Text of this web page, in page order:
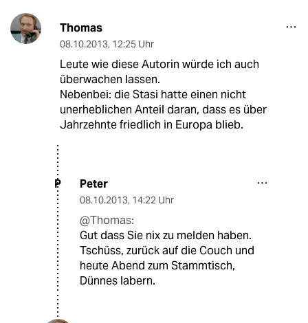
Thomas
08.10.2013, 12:25 Uhr
Leute wie diese Autorin würde ich auch
überwachen lassen.
Nebenbei: die Stasi hatte einen nicht
unerheblichen Anteil daran, dass es über
Jahrzehnte friedlich in Europa blieb.
P Peter
08.10.2013, 14:22 Uhr
@Thomas:
Gut dass Sie nix zu melden haben.
Tschüss, zurück auf die Couch und
heute Abend zum Stammtisch,
Dünnes labern.